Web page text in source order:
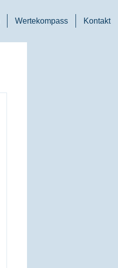
Wertekompass Kontakt